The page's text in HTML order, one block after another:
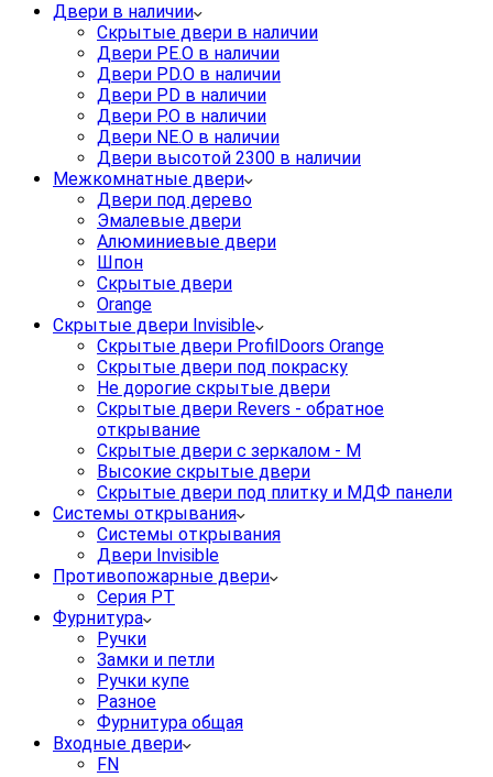
Двери в наличии
Скрытые двери в наличии
Двери PE.O в наличии
Двери PD.O в наличии
Двери PD в наличии
Двери P.O в наличии
Двери NE.O в наличии
Двери высотой 2300 в наличии
Межкомнатные двери
Двери под дерево
Эмалевые двери
Алюминиевые двери
Шпон
Скрытые двери
Orange
Скрытые двери Invisible
Скрытые двери ProfilDoors Orange
Скрытые двери под покраску
Не дорогие скрытые двери
Скрытые двери Revers - обратное
открывание
Скрытые двери с зеркалом - M
Высокие скрытые двери
Скрытые двери под плитку и МДФ панели
Системы открывания
Системы открывания
Двери Invisible
Противопожарные двери
Серия PT
Фурнитура
Ручки
Замки и петли
Ручки купе
Разное
Фурнитура общая
Входные двери
FN